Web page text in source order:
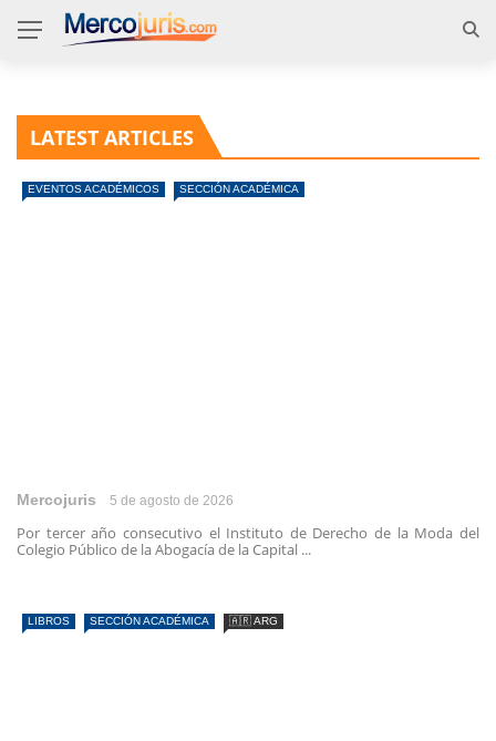
LATEST ARTICLES
EVENTOS ACADÉMICOS SECCIÓN ACADÉMICA
Mercojuris 5 de agosto de 2026
Por tercer año consecutivo el Instituto de Derecho de la Moda del
Colegio Público de la Abogacía de la Capital ...
LIBROS SECCIÓN ACADÉMICA 🇦🇷 ARG